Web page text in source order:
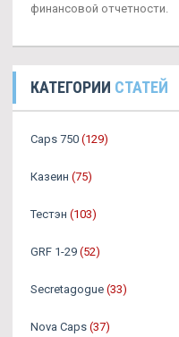
финансовой отчетности.
КАТЕГОРИИ СТАТЕЙ
Caps 750 (129)
Казеин (75)
Тестэн (103)
GRF 1-29 (52)
Secretagogue (33)
Nova Caps (37)